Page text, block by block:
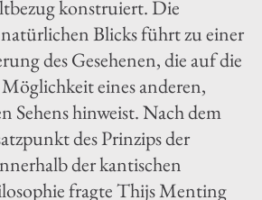
konstruiert. Die
Blicks führt zu einer
des Gesehenen, die auf die
eines anderen,
Sehens hinweist. Nach dem
des Prinzips der
der kantischen
fragte Thijs Menting